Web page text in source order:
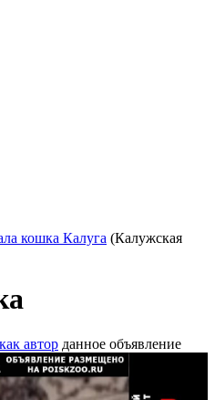
кошка Калуга (Калужская
автор данное объявление